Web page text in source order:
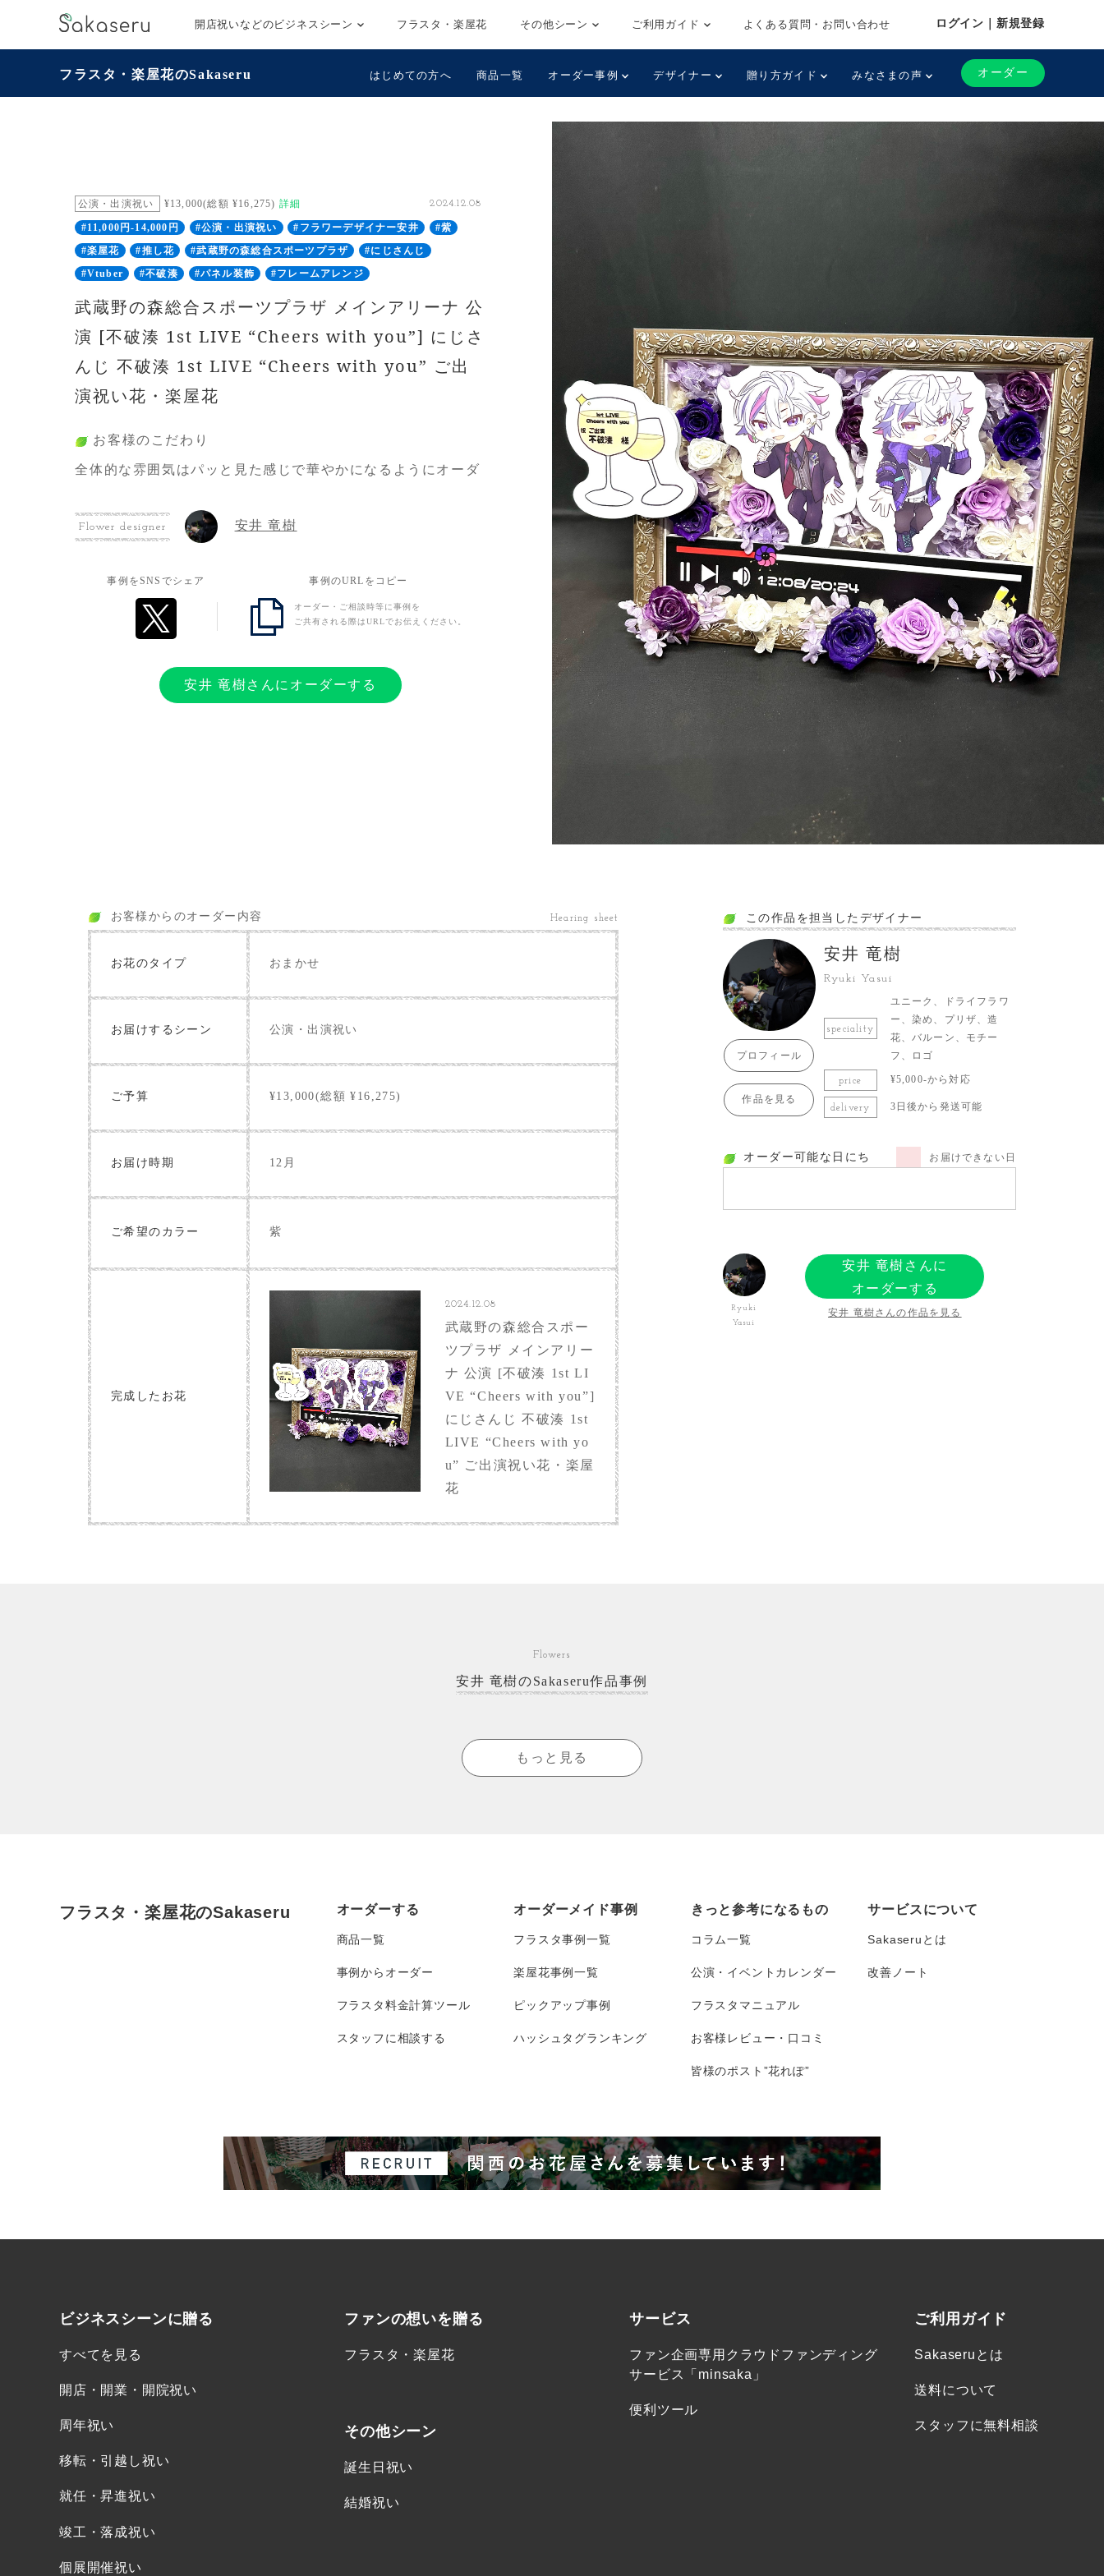
開店祝いなどのビジネスシーン フラスタ・楽屋花 その他シーン ご利用ガイド よくある質問・お問い合わせ ログイン｜新規登録
フラスタ・楽屋花のSakaseru はじめての方へ 商品一覧 オーダー事例 デザイナー 贈り方ガイド みなさまの声 オーダー
公演・出演祝い ¥13,000(総額 ¥16,275) 詳細 2024.12.08
#11,000円-14,000円 #公演・出演祝い #フラワーデザイナー安井
#紫
#楽屋花
#推し花 #武蔵野の森総合スポーツプラザ
#にじさんじ
#Vtuber
#不破湊 #パネル装飾 #フレームアレンジ
武蔵野の森総合スポーツプラザ メインアリーナ 公
演 [不破湊 1st LIVE “Cheers with you”] にじさ
んじ 不破湊 1st LIVE “Cheers with you” ご出
演祝い花・楽屋花
お客様のこだわり
全体的な雰囲気はパッと見た感じで華やかになるようにオーダ
はこちらで事前に考えていたものを相談し、再現頂きました。
1stライブという記念すべき日に、華やかな楽屋花を贈り、お祝
いをしたいと考えておりました。自分のイメージ通りのお花を
Flower designer 安井 竜樹
事例をSNSでシェア 事例のURLをコピー
オーダー・ご相談時等に事例を
ご共有される際はURLでお伝えください。
安井 竜樹さんにオーダーする
お客様からのオーダー内容 Hearing sheet
お花のタイプ おまかせ
お届けするシーン 公演・出演祝い
ご予算 ¥13,000(総額 ¥16,275)
お届け時期 12月
ご希望のカラー 紫
完成したお花
2024.12.08
武蔵野の森総合スポー
ツプラザ メインアリー
ナ 公演 [不破湊 1st LI
VE “Cheers with you”]
にじさんじ 不破湊 1st
LIVE “Cheers with yo
u” ご出演祝い花・楽屋
花
この作品を担当したデザイナー
プロフィール
作品を見る
安井 竜樹
Ryuki Yasui
speciality
ユニーク、ドライフラワ
ー、染め、プリザ、造
花、バルーン、モチー
フ、ロゴ
price ¥5,000-から対応
delivery 3日後から発送可能
オーダー可能な日にち お届けできない日
Ryuki
Yasui
安井 竜樹さんに
オーダーする
安井 竜樹さんの作品を見る
Flowers
安井 竜樹のSakaseru作品事例
もっと見る
フラスタ・楽屋花のSakaseru オーダーする
商品一覧
事例からオーダー
フラスタ料金計算ツール
スタッフに相談する
オーダーメイド事例
フラスタ事例一覧
楽屋花事例一覧
ピックアップ事例
ハッシュタグランキング
きっと参考になるもの
コラム一覧
公演・イベントカレンダー
フラスタマニュアル
お客様レビュー・口コミ
皆様のポスト”花れぽ”
サービスについて
Sakaseruとは
改善ノート
ビジネスシーンに贈る
すべてを見る
開店・開業・開院祝い
周年祝い
移転・引越し祝い
就任・昇進祝い
竣工・落成祝い
個展開催祝い
ファンの想いを贈る
フラスタ・楽屋花
その他シーン
誕生日祝い
結婚祝い
サービス
ファン企画専用クラウドファンディング
サービス「minsaka」
便利ツール
ご利用ガイド
Sakaseruとは
送料について
スタッフに無料相談